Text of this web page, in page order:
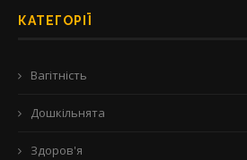
КАТЕГОРІЇ
Вагітність
Дошкільнята
Здоров'я